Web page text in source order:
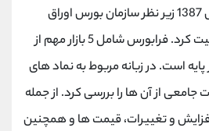
بازار فرابورس ایران در سال 1387 زیر نظر سازمان بورس اوراق
بهادار ایران شروع به فعالیت کرد. فرابورس شامل 5 بازار مهم از
پایه است. در زبانه مربوط به نماد های
جامعی از آن ها را بررسی کرد. از جمله
و تغییرات، قیمت ها و همچنین